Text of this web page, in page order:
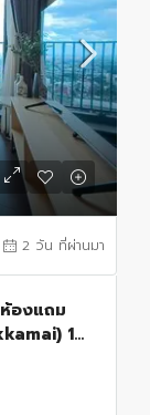
2 วัน ที่ผ่านมา
องแถม
1